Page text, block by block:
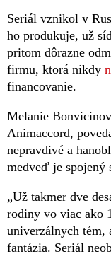
Seriál vznikol v
ho produkuje, už
pritom dôrazne
firmu, ktorá nikdy
financovanie.
Melanie
Animaccord,
nepravdivé a
medveď je spojený
„Už takmer dve
rodiny vo viac ako
univerzálnych tém,
fantázia. Seriál